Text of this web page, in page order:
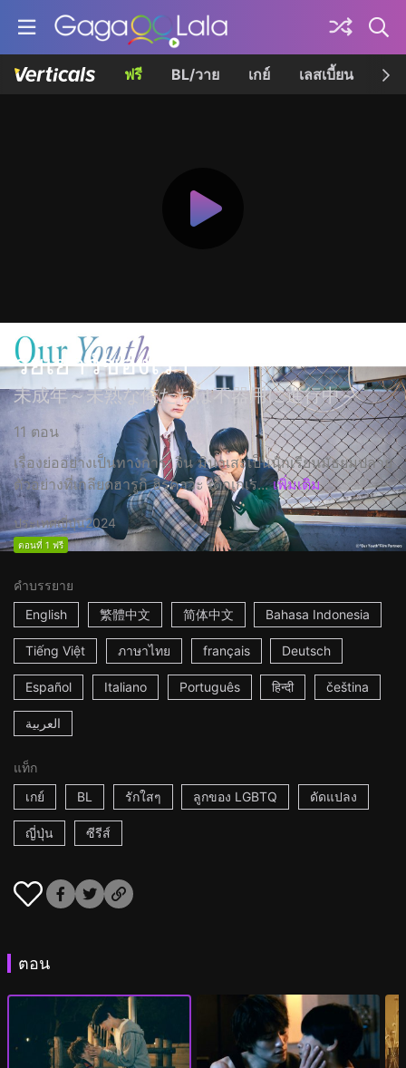
ฟรี BL/วาย เกย์ เลสเบี้ยน เค
วัยเยาว์ของเรา
未成年～未熟な俺たちは不器用に進行中～
11 ตอน
เรื่องย่ออย่างเป็นทางการ: จิน มินาเสะเป็นนักเรียนมัธยมปลาย
ตัวอย่างที่เกลียดฮารูกิ ฮิรุคาวะ เด็กเกเร... เพิ่มเติม
ประเทศญี่ปุ่น2024
ตอนที่ 1 ฟรี
คำบรรยาย
English
繁體中文 简体中文 Bahasa Indonesia
Tiếng Việt ภาษาไทย français Deutsch
Español Italiano Português हिन्दी čeština
العربية
แท็ก
เกย์
BL รักใสๆ ลูกของ LGBTQ ดัดแปลง
ญี่ปุ่น ซีรีส์
ตอน